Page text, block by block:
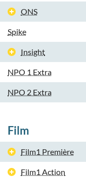
ONS
Spike
Insight
NPO 1 Extra
NPO 2 Extra
Film
Film1 Première
Film1 Action